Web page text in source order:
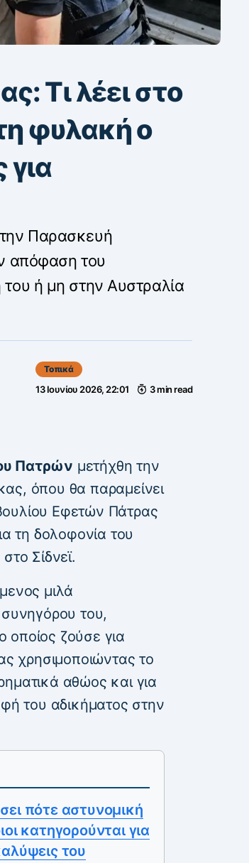
Τι λέει στο
φυλακή ο
για
Παρασκευή
απόφαση του
ή μη στην Αυστραλία
Τοπικά
13 Ιουνίου 2026, 22:01 3 min read
Πατρών μετήχθη την
όπου θα παραμείνει
Εφετών Πάτρας
τη δολοφονία του
Σίδνεϊ.
μιλά
του,
ζούσε για
χρησιμοποιώντας το
αθώος και για
του αδικήματος στην
πότε αστυνομική
κατηγορούνται για
του